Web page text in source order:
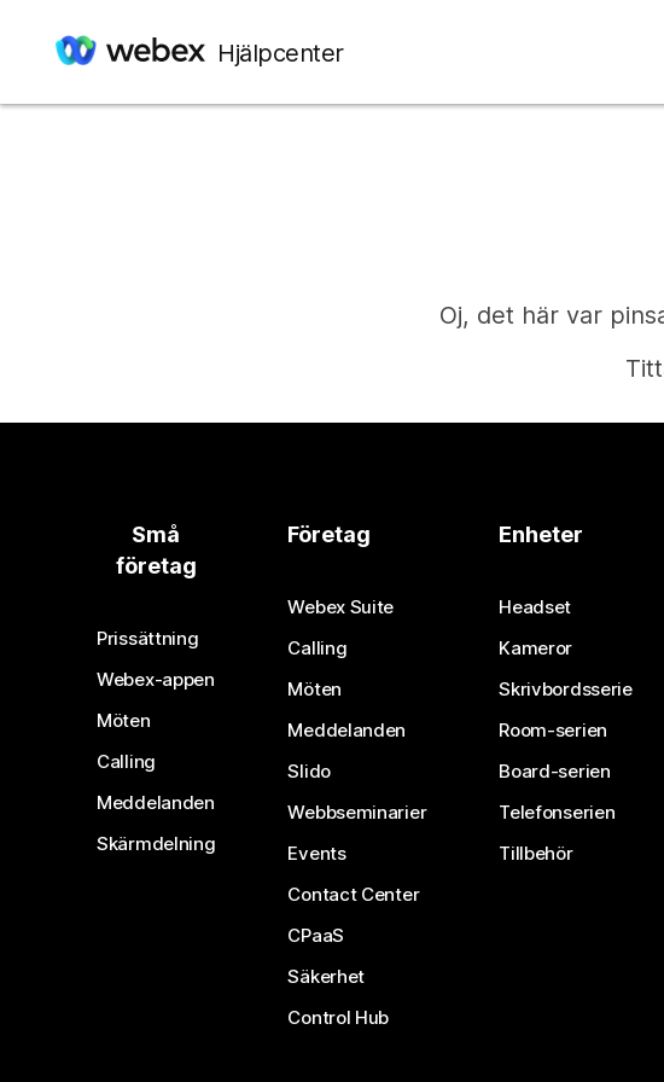
Hjälpcenter
Oj, det här var
Små
företag
Prissättning
Webex-appen
Möten
Calling
Meddelanden
Skärmdelning
Företag
Webex Suite
Calling
Möten
Meddelanden
Slido
Webbseminarier
Events
Contact Center
CPaaS
Säkerhet
Control Hub
Enheter
Headset
Kameror
Skrivbordsserie
Room-serien
Board-serien
Telefonserien
Tillbehör